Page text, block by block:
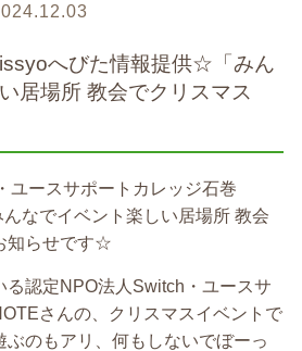
へびた情報提供☆「みん
居場所 教会でクリスマス
ユースサポートカレッジ石巻
なでイベント楽しい居場所 教会
知らせです☆
る認定NPO法人Switch・ユースサ
さんの、クリスマスイベントで
のもアリ、何もしないでぼーっ